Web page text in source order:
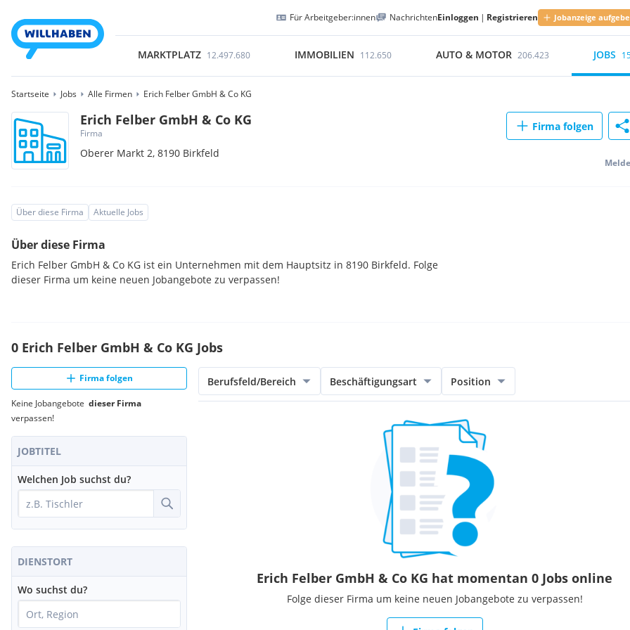
Für Arbeitgeber:innen NachrichtenEinloggen | Registrieren Jobanzeige
MARKTPLATZ 12.497.680 IMMOBILIEN 112.650 AUTO & MOTOR 206.423 JOBS
Startseite Jobs Alle Firmen Erich Felber GmbH & Co KG
Erich Felber GmbH & Co KG
Firma
Oberer Markt 2,8190 Birkfeld
Firma folgen
Über diese Firma Aktuelle Jobs
Über diese Firma
Erich Felber GmbH & Co KG ist ein Unternehmen mit dem Hauptsitz in 8190 Birkfeld. Folge
dieser Firma um keine neuen Jobangebote zu verpassen!
0 Erich Felber GmbH & Co KG Jobs
Firma folgen
Keine Jobangebote dieser Firma
verpassen!
JOBTITEL
Welchen Job suchst du?
DIENSTORT
Wo suchst du?
Berufsfeld/Bereich Beschäftigungsart Position
Erich Felber GmbH & Co KG hat momentan 0 Jobs online
Folge dieser Firma um keine neuen Jobangebote zu verpassen!